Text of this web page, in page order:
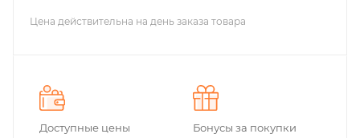
Цена действительна на день заказа товара
Доступные цены
Бонусы за покупки